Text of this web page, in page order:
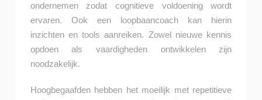
ondernemen zodat cognitieve voldoening wordt
ervaren. Ook een loopbaancoach kan hierin
inzichten en tools aanreiken. Zowel nieuwe kennis
opdoen als vaardigheden ontwikkelen zijn
noodzakelijk.
Hoogbegaafden hebben het moeilijk met repetitieve